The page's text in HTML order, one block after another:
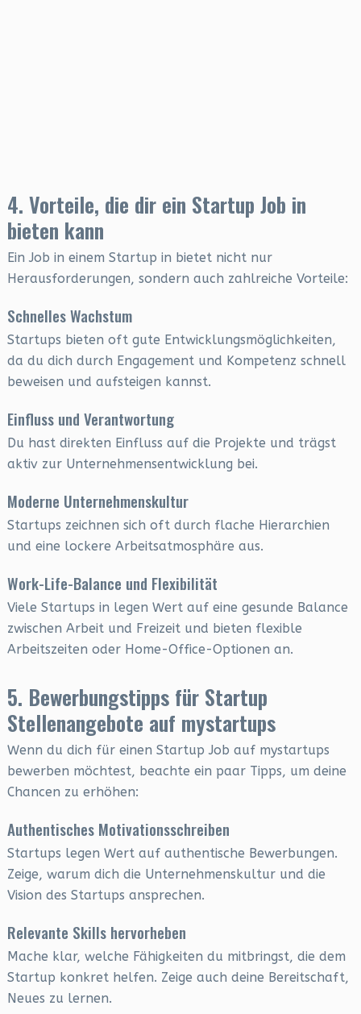
4. Vorteile, die dir ein Startup Job in
bieten kann
Ein Job in einem Startup in bietet nicht nur
Herausforderungen, sondern auch zahlreiche Vorteile:
Schnelles Wachstum
Startups bieten oft gute Entwicklungsmöglichkeiten,
da du dich durch Engagement und Kompetenz schnell
beweisen und aufsteigen kannst.
Einfluss und Verantwortung
Du hast direkten Einfluss auf die Projekte und trägst
aktiv zur Unternehmensentwicklung bei.
Moderne Unternehmenskultur
Startups zeichnen sich oft durch flache Hierarchien
und eine lockere Arbeitsatmosphäre aus.
Work-Life-Balance und Flexibilität
Viele Startups in legen Wert auf eine gesunde Balance
zwischen Arbeit und Freizeit und bieten flexible
Arbeitszeiten oder Home-Office-Optionen an.
5. Bewerbungstipps für Startup
Stellenangebote auf mystartups
Wenn du dich für einen Startup Job auf mystartups
bewerben möchtest, beachte ein paar Tipps, um deine
Chancen zu erhöhen:
Authentisches Motivationsschreiben
Startups legen Wert auf authentische Bewerbungen.
Zeige, warum dich die Unternehmenskultur und die
Vision des Startups ansprechen.
Relevante Skills hervorheben
Mache klar, welche Fähigkeiten du mitbringst, die dem
Startup konkret helfen. Zeige auch deine Bereitschaft,
Neues zu lernen.